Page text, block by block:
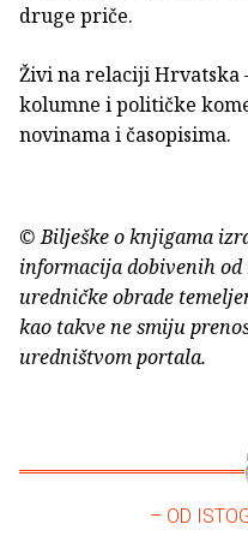
druge priče.
Živi na relaciji Hrvatska
kolumne i političke
novinama i časopisima.
© Bilješke o knjigama
informacija dobivenih
uredničke obrade
kao takve ne smiju
uredništvom portala.
– OD